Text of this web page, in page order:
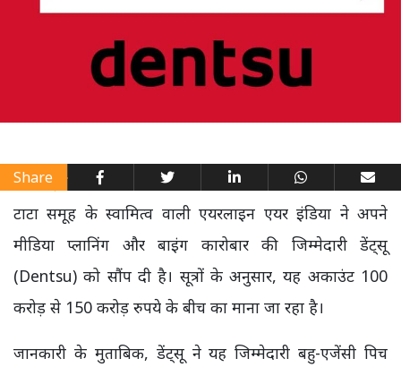
Share
टाटा समूह के स्वामित्व वाली एयरलाइन एयर इंडिया ने अपने
मीडिया प्लानिंग और बाइंग कारोबार की जिम्मेदारी डेंट्सू
(Dentsu) को सौंप दी है। सूत्रों के अनुसार, यह अकाउंट 100
करोड़ से 150 करोड़ रुपये के बीच का माना जा रहा है।
जानकारी के मुताबिक, डेंट्सू ने यह जिम्मेदारी बहु-एजेंसी पिच